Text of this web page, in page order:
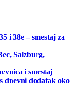
i 38e – smestaj za
Salzburg,
i smestaj
dnevni dodatak oko